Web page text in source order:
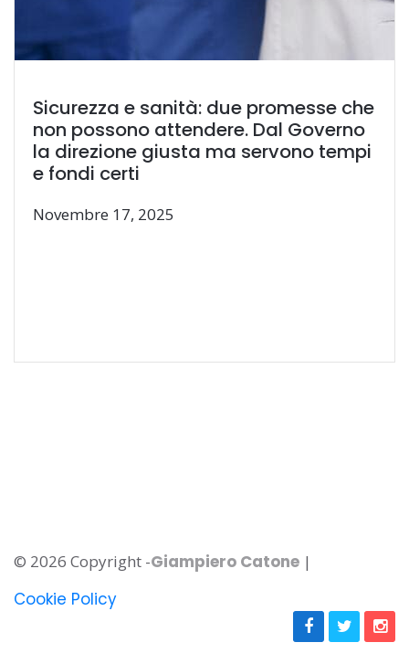
Sicurezza e sanità: due promesse che
non possono attendere. Dal Governo
la direzione giusta ma servono tempi
e fondi certi
Novembre 17, 2025
© 2026 Copyright -Giampiero Catone |
Cookie Policy